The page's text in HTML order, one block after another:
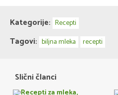
Kategorije: Recepti
Tagovi: biljna mleka recepti
Slični članci